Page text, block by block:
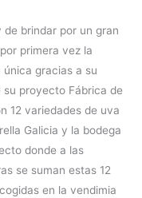
brindar por un gran
primera vez la
gracias a su
su proyecto Fábrica de
12 variedades de uva
Galicia y la bodega
donde a las
se suman estas 12
en la vendimia